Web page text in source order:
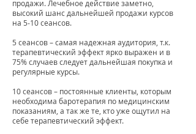
продажи. Лечебное действие заметно,
высокий шанс дальнейшей продажи курсов
на 5‑10 сеансов.
5 сеансов – самая надежная аудитория, т.к.
терапевтический эффект ярко выражен и в
75% случаев следует дальнейшая покупка и
регулярные курсы.
10 сеансов – постоянные клиенты, которым
необходима баротерапия по медицинским
показаниям, а так же те, кто уже ощутил на
себе терапевтический эффект.